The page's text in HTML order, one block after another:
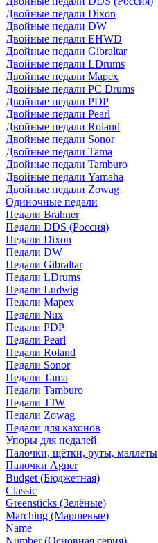
Двойные педали Dixon
Двойные педали DW
Двойные педали EHWD
Двойные педали Gibraltar
Двойные педали LDrums
Двойные педали Mapex
Двойные педали PC Drums
Двойные педали PDP
Двойные педали Pearl
Двойные педали Roland
Двойные педали Sonor
Двойные педали Tama
Двойные педали Tamburo
Двойные педали Yamaha
Двойные педали Zowag
Одиночные педали
Педали Brahner
Педали DDS (Россия)
Педали Dixon
Педали DW
Педали Gibraltar
Педали LDrums
Педали Ludwig
Педали Mapex
Педали Nux
Педали PDP
Педали Pearl
Педали Roland
Педали Sonor
Педали Tama
Педали Tamburo
Педали TJW
Педали Zowag
Педали для кахонов
Упоры для педалей
Палочки, щётки, руты, маллеты
Палочки Agner
Budget (Бюджетная)
Classic
Greensticks (Зелёные)
Marching (Маршевые)
Name
Number (Основная серия)